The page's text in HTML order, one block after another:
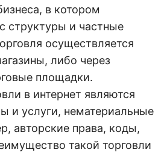
в котором
структуры и частные
осуществляется
либо через
площадки.
в интернет являются
и услуги, нематериальные
авторские права, коды,
такой торговли